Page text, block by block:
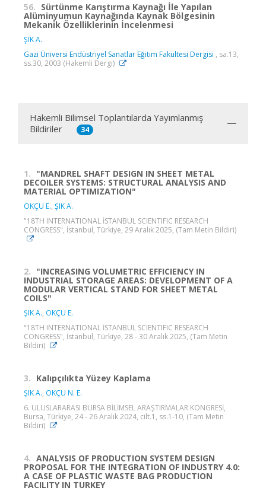
56. Sürtünme Karıştırma Kaynağı İle Yapılan
Alüminyumun Kaynağında Kaynak Bölgesinin
Mekanik Özelliklerinin İncelenmesi
ŞIK A.
Gazi Üniversi Endüstriyel Sanatlar Eğitim Fakültesi Dergisi , sa.13,
ss.30, 2003 (Hakemli Dergi)
Hakemli Bilimsel Toplantılarda Yayımlanmış
Bildiriler
34
1. "MANDREL SHAFT DESIGN IN SHEET METAL
DECOILER SYSTEMS: STRUCTURAL ANALYSIS AND
MATERIAL OPTIMIZATION"
OKÇU E., ŞIK A.
"18TH INTERNATIONAL İSTANBUL SCIENTIFIC RESEARCH
CONGRESS", İstanbul, Türkiye, 29 Aralık 2025, (Tam Metin Bildiri)
2. "INCREASING VOLUMETRIC EFFICIENCY IN
INDUSTRIAL STORAGE AREAS: DEVELOPMENT OF A
MODULAR VERTICAL STAND FOR SHEET METAL
COILS"
ŞIK A., OKÇU E.
"18TH INTERNATIONAL İSTANBUL SCIENTIFIC RESEARCH
CONGRESS", İstanbul, Türkiye, 28 - 30 Aralık 2025, (Tam Metin
Bildiri)
3. Kalıpçılıkta Yüzey Kaplama
ŞIK A., OKÇU N. E.
6. ULUSLARARASI BURSA BİLİMSEL ARAŞTIRMALAR KONGRESİ,
Bursa, Türkiye, 24 - 26 Aralık 2024, cilt.1, ss.1-10, (Tam Metin
Bildiri)
4. ANALYSIS OF PRODUCTION SYSTEM DESIGN
PROPOSAL FOR THE INTEGRATION OF INDUSTRY 4.0:
A CASE OF PLASTIC WASTE BAG PRODUCTION
FACILITY IN TURKEY